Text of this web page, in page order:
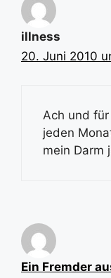
illness
20. Juni 2010
Ach und
jeden
mein Darm
Ein Fremder